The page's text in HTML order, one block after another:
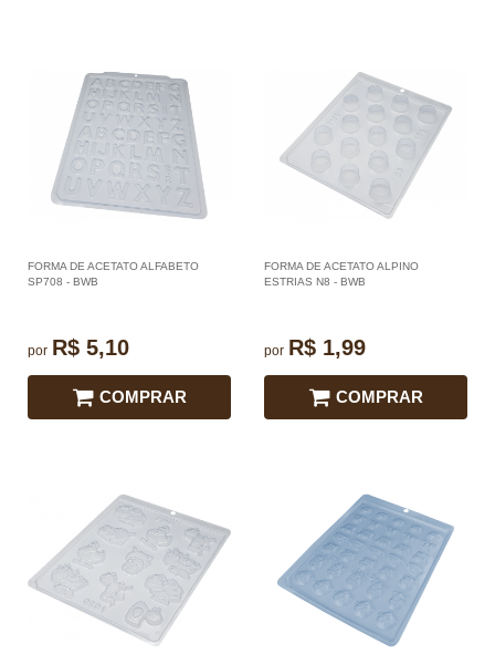
FORMA DE ACETATO ALFABETO
SP708 - BWB
por R$ 5,10
COMPRAR
FORMA DE ACETATO ALPINO
ESTRIAS N8 - BWB
por R$ 1,99
COMPRAR